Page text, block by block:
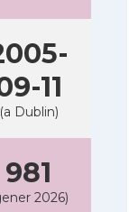
11
(a Dublin)
981
2026)